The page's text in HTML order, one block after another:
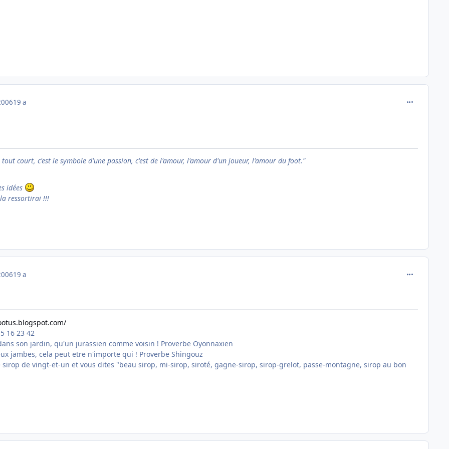
19 a
court, c'est le symbole d'une passion, c'est de l'amour, l'amour d'un joueur, l'amour du foot."
idées
ressortirai !!!
19 a
16 23 42
son jardin, qu'un jurassien comme voisin ! Proverbe Oyonnaxien
jambes, cela peut etre n'importe qui ! Proverbe Shingouz
sirop de vingt-et-un et vous dites "beau sirop, mi-sirop, siroté, gagne-sirop, sirop-grelot, passe-montagne, sirop au bon